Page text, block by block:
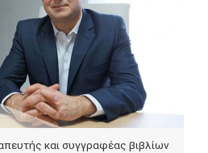
και συγγραφέας βιβλίων